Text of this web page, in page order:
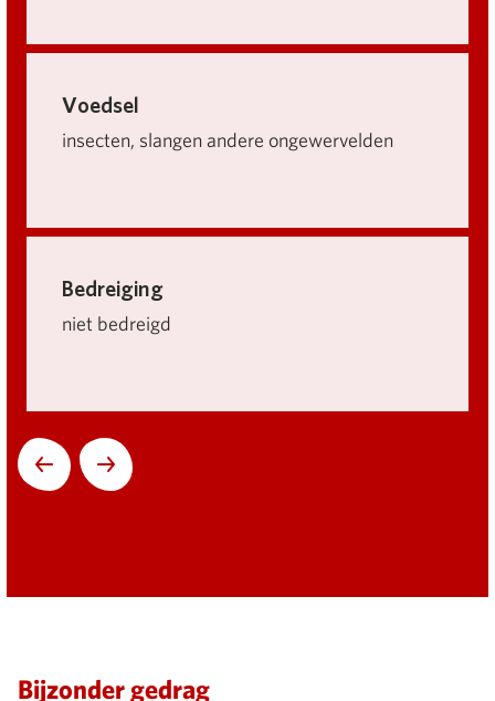
Voedsel
insecten, slangen andere ongewervelden
Bedreiging
niet bedreigd
Volgende
Bijzonder gedrag